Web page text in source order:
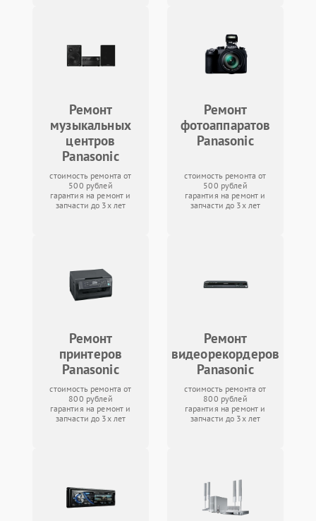
Ремонт
музыкальных
центров
Panasonic
стоимость ремонта от
500 рублей
гарантия на ремонт и
запчасти до 3х лет
Ремонт
фотоаппаратов
Panasonic
стоимость ремонта от
500 рублей
гарантия на ремонт и
запчасти до 3х лет
Ремонт
принтеров
Panasonic
стоимость ремонта от
800 рублей
гарантия на ремонт и
запчасти до 3х лет
Ремонт
видеорекордеров
Panasonic
стоимость ремонта от
800 рублей
гарантия на ремонт и
запчасти до 3х лет